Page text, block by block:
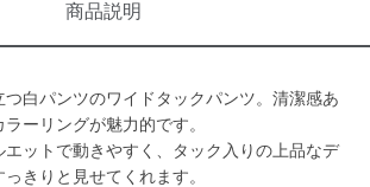
商品説明
つ白パンツのワイドタックパンツ。清潔感あ
ーリングが魅力的です。
エットで動きやすく、タック入りの上品なデ
きりと見せてくれます。